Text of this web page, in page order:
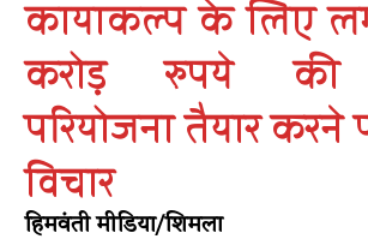
कायाकल्प के लिए
करोड़ रुपये की
परियोजना तैयार करने
विचार
हिमवंती मीडिया/शिमला